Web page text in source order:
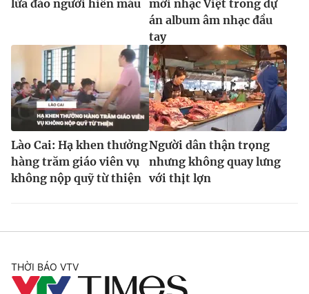
® Cấm sao chép dưới mọi hình thức nếu không có sự chấp
thuận bằng văn bản. Ghi rõ nguồn VTV.vn khi phát hành lại
thông tin từ website này.
lừa đảo người hiến máu
mới nhạc Việt trong dự
án album âm nhạc đầu
tay
Lào Cai: Hạ khen thưởng
hàng trăm giáo viên vụ
không nộp quỹ từ thiện
Người dân thận trọng
nhưng không quay lưng
với thịt lợn
THỜI BÁO VTV